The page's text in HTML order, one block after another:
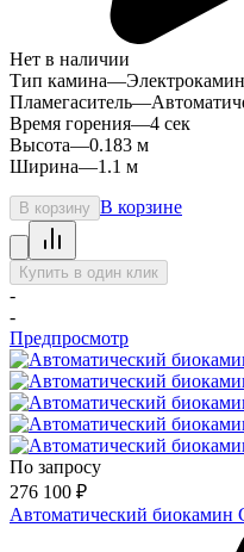
Нет в наличии
Тип камина—Электрокамин
Пламегаситель—
Время горения—4 сек
Высота—0.183 м
Ширина—1.1 м
В корзину В корзине
Купить в один клик
-
-
Предпросмотр
По запросу
276 100 ₽
Автоматический биокамин